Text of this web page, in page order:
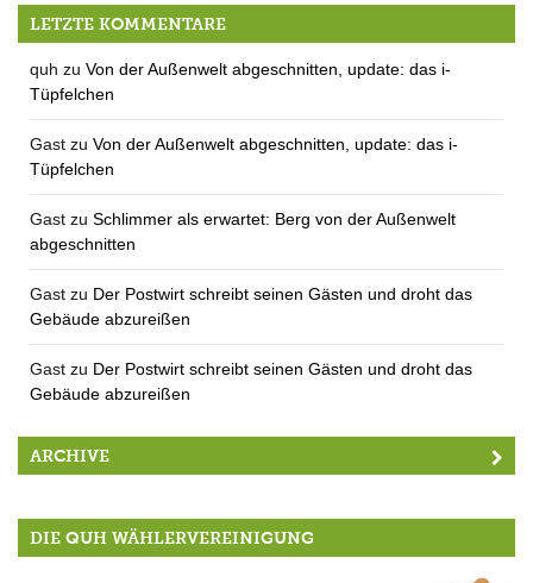
Bauen, Blicke – die 8. Sitzung des Gemeinderats
LETZTE KOMMENTARE
quh zu Von der Außenwelt abgeschnitten, update: das i-
Tüpfelchen
Gast zu Von der Außenwelt abgeschnitten, update: das i-
Tüpfelchen
Gast zu Schlimmer als erwartet: Berg von der Außenwelt
abgeschnitten
Gast zu Der Postwirt schreibt seinen Gästen und droht das
Gebäude abzureißen
Gast zu Der Postwirt schreibt seinen Gästen und droht das
Gebäude abzureißen
ARCHIVE
DIE QUH WÄHLERVEREINIGUNG